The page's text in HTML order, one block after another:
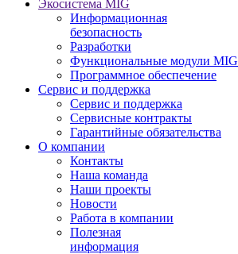
Экосистема MIG
Информационная
безопасность
Разработки
Функциональные модули MIG
Программное обеспечение
Сервис и поддержка
Сервис и поддержка
Сервисные контракты
Гарантийные обязательства
О компании
Контакты
Наша команда
Наши проекты
Новости
Работа в компании
Полезная
информация